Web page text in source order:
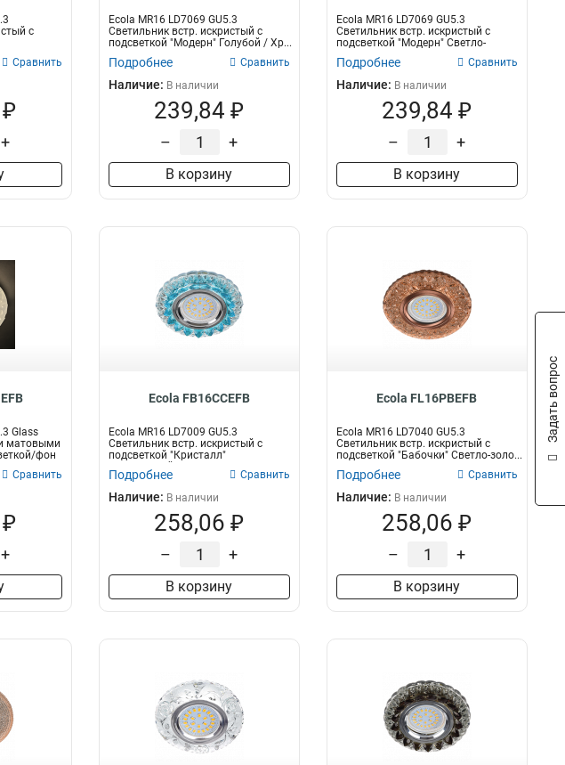
с
Сравнить
+
Ecola MR16 LD7069 GU5.3
Светильник встр. искристый с
подсветкой "Модерн" Голубой / Хр...
Подробнее Сравнить
Наличие: В наличии
239,84 ₽
– +
В корзину
Ecola MR16 LD7069 GU5.3
Светильник встр. искристый с
подсветкой "Модерн" Светло-
Подробнее Сравнить
Наличие: В наличии
239,84 ₽
– +
В корзину
Glass
матовыми
фон
Сравнить
+
Ecola FB16CCEFB
Ecola MR16 LD7009 GU5.3
Светильник встр. искристый с
подсветкой "Кристалл"
Прозрачный...
Подробнее Сравнить
Наличие: В наличии
258,06 ₽
– +
В корзину
Ecola FL16PBEFB
Ecola MR16 LD7040 GU5.3
Светильник встр. искристый с
подсветкой "Бабочки" Светло-золо...
Подробнее Сравнить
Наличие: В наличии
258,06 ₽
– +
В корзину
Задать вопрос